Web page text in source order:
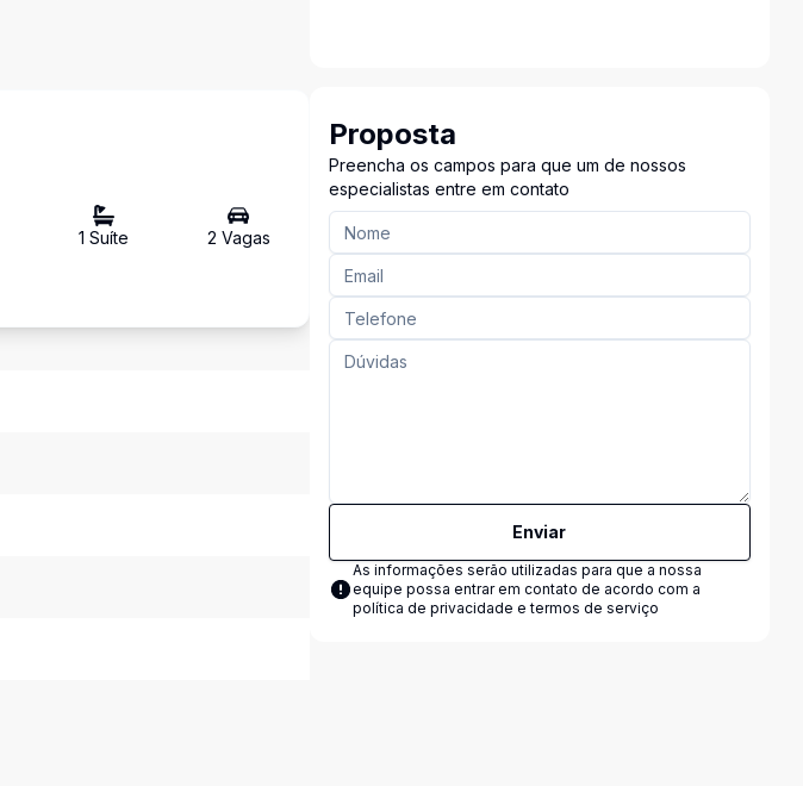
1 Suíte 2 Vagas
Proposta
Preencha os campos para que um de nossos
especialistas entre em contato
Enviar
As informações serão utilizadas para que a nossa
equipe possa entrar em contato de acordo com a
política de privacidade e termos de serviço